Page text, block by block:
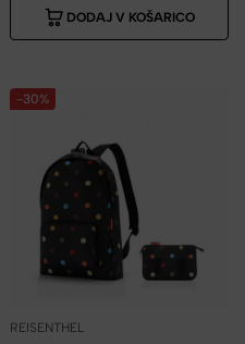
DODAJ V KOŠARICO
-30%
REISENTHEL